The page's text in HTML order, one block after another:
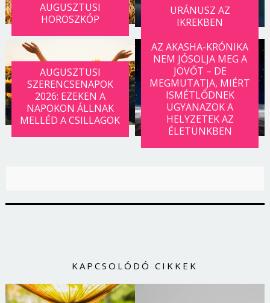
AUGUSZTUSI
HOROSZKÓP
URÁNUSZ AZ
IKREKBEN
AUGUSZTUSI
SZERENCSENAPOK
2026: EZEKEN A
NAPOKON ÁLLNAK
MELLÉD A CSILLAGOK
AZ AKASHA-KRÓNIKA
NEM JÓSOLJA MEG A
JÖVŐT – DE
MEGMUTATJA, MIÉRT
ISMÉTLŐDNEK
UGYANAZOK A
HELYZETEK AZ
ÉLETÜNKBEN
KAPCSOLÓDÓ CIKKEK